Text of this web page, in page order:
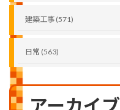
建築工事 (571)
日常 (563)
アーカイブ